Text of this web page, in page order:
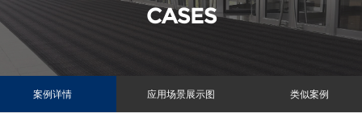
CASES
案例详情 应用场景展示图 类似案例